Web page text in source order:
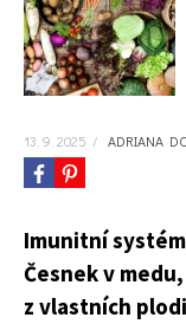
13. 9. 2025 / ADRIANA
Imunitní
Česnek v
z vlastních